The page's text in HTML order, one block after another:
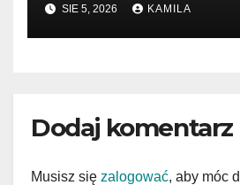
SIE 5, 2026 KAMILA
Dodaj komentarz
Musisz się zalogować, aby móc